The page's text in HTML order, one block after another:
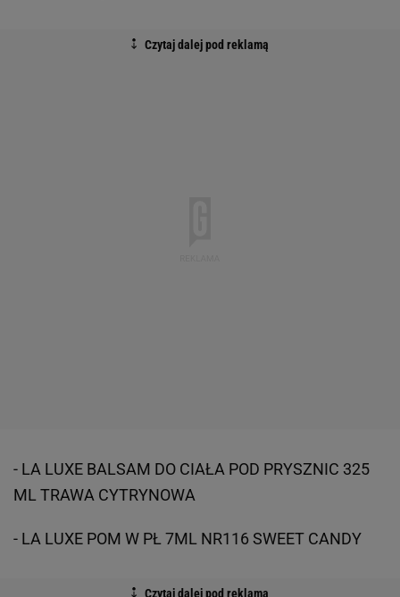
- LA LUXE BALSAM DO CIAŁA POD PRYSZNIC 325
ML TRAWA CYTRYNOWA
- LA LUXE POM W PŁ 7ML NR116 SWEET CANDY